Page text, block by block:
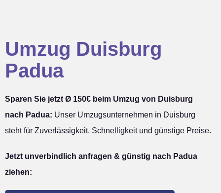
Umzug Duisburg
Padua
Sparen Sie jetzt Ø 150€ beim Umzug von Duisburg
nach Padua: Unser Umzugsunternehmen in Duisburg
steht für Zuverlässigkeit, Schnelligkeit und günstige Preise.
Jetzt unverbindlich anfragen & günstig nach Padua
ziehen: